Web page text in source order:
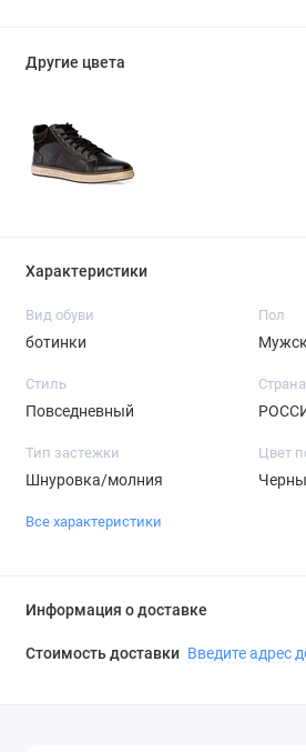
Другие цвета
Характеристики
Вид обуви
ботинки
Пол
Стиль
Повседневный
Тип застежки
Шнуровка/молния
Цвет
Все характеристики
Информация о доставке
Стоимость доставки Введите адрес